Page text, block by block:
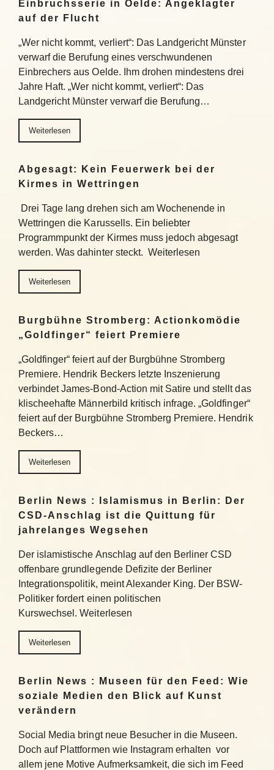
Einbruchsserie in Oelde: Angeklagter
auf der Flucht
„Wer nicht kommt, verliert“: Das Landgericht Münster
verwarf die Berufung eines verschwundenen
Einbrechers aus Oelde. Ihm drohen mindestens drei
Jahre Haft. „Wer nicht kommt, verliert“: Das
Landgericht Münster verwarf die Berufung…
Weiterlesen
Abgesagt: Kein Feuerwerk bei der
Kirmes in Wettringen
Drei Tage lang drehen sich am Wochenende in
Wettringen die Karussells. Ein beliebter
Programmpunkt der Kirmes muss jedoch abgesagt
werden. Was dahinter steckt. Weiterlesen
Weiterlesen
Burgbühne Stromberg: Actionkomödie
„Goldfinger“ feiert Premiere
„Goldfinger“ feiert auf der Burgbühne Stromberg
Premiere. Hendrik Beckers letzte Inszenierung
verbindet James-Bond-Action mit Satire und stellt das
klischeehafte Männerbild kritisch infrage. „Goldfinger“
feiert auf der Burgbühne Stromberg Premiere. Hendrik
Beckers…
Weiterlesen
Berlin News : Islamismus in Berlin: Der
CSD-Anschlag ist die Quittung für
jahrelanges Wegsehen
Der islamistische Anschlag auf den Berliner CSD
offenbare grundlegende Defizite der Berliner
Integrationspolitik, meint Alexander King. Der BSW-
Politiker fordert einen politischen
Kurswechsel. Weiterlesen
Weiterlesen
Berlin News : Museen für den Feed: Wie
soziale Medien den Blick auf Kunst
verändern
Social Media bringt neue Besucher in die Museen.
Doch auf Plattformen wie Instagram erhalten vor
allem jene Motive Aufmerksamkeit, die sich im Feed